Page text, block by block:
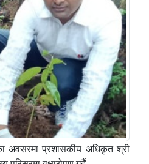
अवसरमा प्रशासकीय अधिकृत श्री